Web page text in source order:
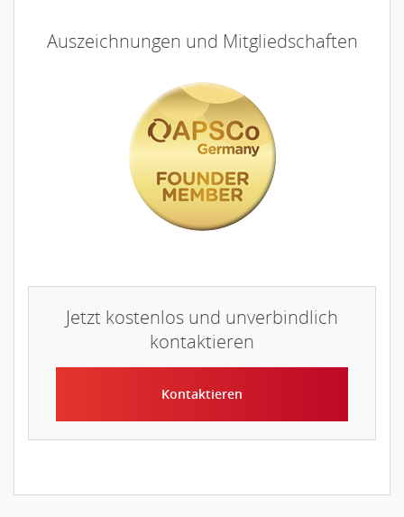
Auszeichnungen und Mitgliedschaften
Jetzt kostenlos und unverbindlich
kontaktieren
Kontaktieren